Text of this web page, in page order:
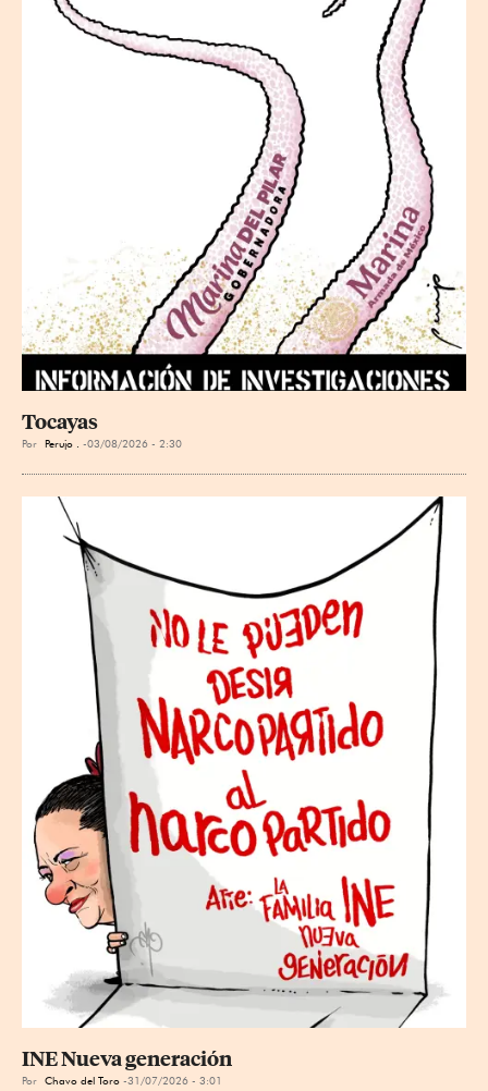
Tocayas
Por Perujo . 03/08/2026 - 2:30
INE Nueva generación
Por Chavo del Toro 31/07/2026 - 3:01